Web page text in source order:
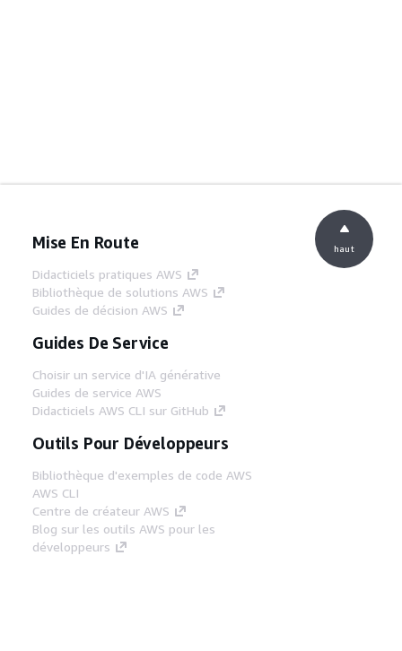
Mise En Route
Didacticiels pratiques AWS
Bibliothèque de solutions AWS
Guides de décision AWS
Guides De Service
Choisir un service d'IA générative
Guides de service AWS
Didacticiels AWS CLI sur GitHub
Outils Pour Développeurs
Bibliothèque d'exemples de code AWS
AWS CLI
Centre de créateur AWS
Blog sur les outils AWS pour les
développeurs
haut